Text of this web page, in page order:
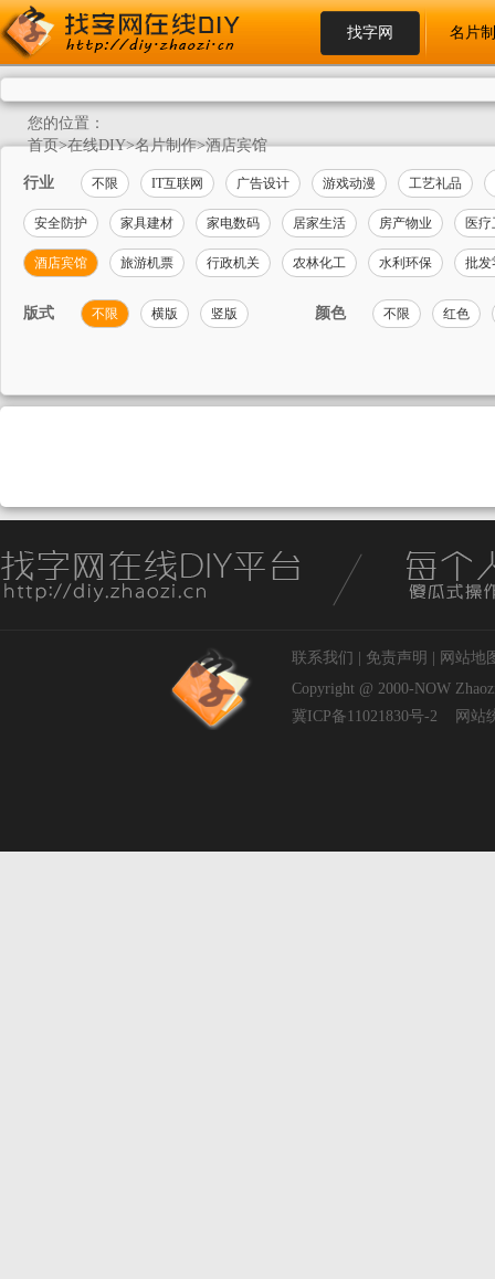
找字网 名片
您的位置：
首页>在线DIY>名片制作>酒店宾馆
行业 不限 IT互联网 广告设计 游戏动漫 工艺礼品
安全防护 家具建材 家电数码 居家生活 房产物业 医
酒店宾馆 旅游机票 行政机关 农林化工 水利环保 批发
版式 不限 横版 竖版 颜色 不限 红色
联系我们 免责声明
网站地
Copyright @ 2000-NOW
冀ICP备11021830号-2
网站